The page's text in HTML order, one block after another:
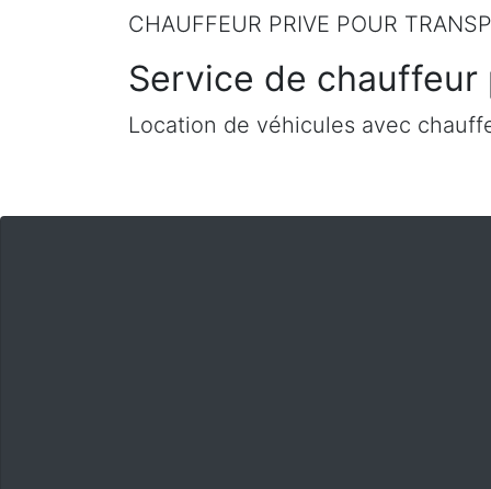
CHAUFFEUR PRIVE POUR
Service de
Location de véhicules avec